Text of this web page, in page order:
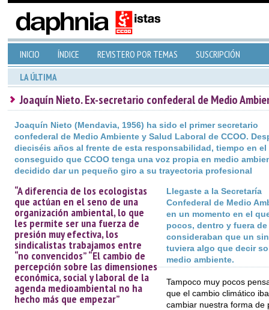
INICIO ÍNDICE REVISTERO POR TEMAS SUSCRIPCIÓN
LA ÚLTIMA
Joaquín Nieto. Ex-secretario confederal de Medio
Joaquín Nieto (Mendavia, 1956) ha sido el primer secretario
confederal de Medio Ambiente y Salud Laboral de CCOO.
dieciséis años al frente de esta responsabilidad, tiempo en el
conseguido que CCOO tenga una voz propia en medio
decidido dar un pequeño giro a su trayectoria profesional
“A diferencia de los ecologistas
que actúan en el seno de una
organización ambiental, lo que
les permite ser una fuerza de
presión muy efectiva, los
sindicalistas trabajamos entre
“no convencidos” “El cambio de
percepción sobre las dimensiones
económica, social y laboral de la
agenda medioambiental no ha
hecho más que empezar”
Llegaste a la Secretaría
Confederal de Medio
en un momento en el
pocos, dentro y fuera de
consideraban que un
tuviera algo que decir
medio ambiente.
Tampoco muy pocos
que el cambio climático
cambiar nuestra forma de